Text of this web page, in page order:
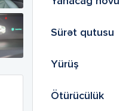
Sürət qutusu
Yürüş
Ötürücülük